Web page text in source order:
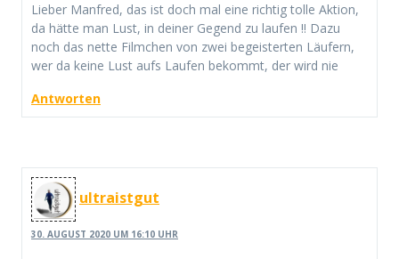
Lieber Manfred, das ist doch mal eine richtig tolle Aktion,
da hätte man Lust, in deiner Gegend zu laufen !! Dazu
noch das nette Filmchen von zwei begeisterten Läufern,
wer da keine Lust aufs Laufen bekommt, der wird nie
Antworten
ultraistgut
30. AUGUST 2020 UM 16:10 UHR